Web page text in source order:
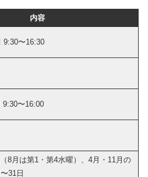
内容
9:30〜16:30
9:30〜16:00
8月は第1・第4水曜）、4月・11月の
31日